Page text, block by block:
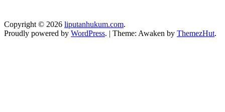
Copyright © 2026 liputanhukum.com.
Proudly powered by WordPress. | Theme: Awaken by ThemezHut.